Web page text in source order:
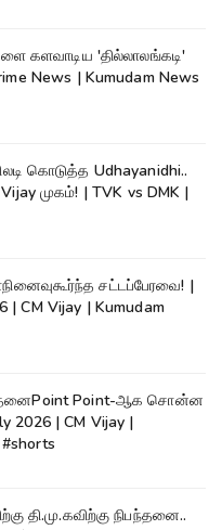
களவாடிய 'தில்லாலங்கடி'
News | Kumudam News
கொடுத்த Udhayanidhi..
முகம்! | TVK vs DMK |
சட்டப்பேரவை! |
| CM Vijay | Kumudam
Point-ஆக சொன்ன
2026 | CM Vijay |
தி.மு.கவிற்கு நிபந்தனை..